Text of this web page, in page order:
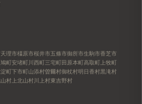
天理市橿原市桜井市五條市御所市生駒市香芝市
町安堵町川西町三宅町田原本町高取町 上牧町
町下市町山添村曽爾村御杖村明日香村黒滝村
村 上北山村川上村東吉野村